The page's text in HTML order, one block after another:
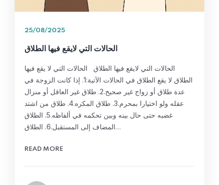
25/08/2025
الحالات التي لايقع فيها الطلاق
الحالات التي لايقع فيها الطلاق الحالات التي لا يقع فيها
الطلاق لا يقع الطلاق في الحالات الآتية:1. إذا كانت الزوجة في
عدة طلاق أو زواج غير صحيح.2. طلاق غير العاقل أو منزال
عقله ولو اختيارا بمحرم.3. طلاق المكره.4. طلاق من اشتد
غضبه حتى حال بينه وبين تحكمه في ألفاظه.5. الطلاق
المضاف إلى المستقبل.6. الطلاق…
READ MORE